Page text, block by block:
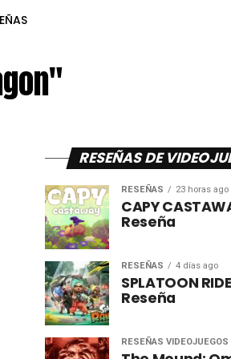
RESEÑAS DE
RESEÑAS 23 horas ago
CAPY
Reseña
RESEÑAS 4 días ago
SPLATOON
Reseña
RESEÑAS VIDEOJUEGOS